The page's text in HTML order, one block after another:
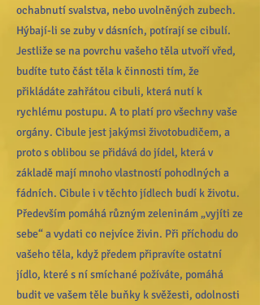
ochabnutí svalstva, nebo uvolněných zubech.
Hýbají-li se zuby v dásních, potírají se cibulí.
Jestliže se na povrchu vašeho těla utvoří vřed,
budíte tuto část těla k činnosti tím, že
přikládáte zahřátou cibuli, která nutí k
rychlému postupu. A to platí pro všechny vaše
orgány. Cibule jest jakýmsi životobudičem, a
proto s oblibou se přidává do jídel, která v
základě mají mnoho vlastností pohodlných a
fádních. Cibule i v těchto jídlech budí k životu.
Především pomáhá různým zeleninám „vyjíti ze
sebe“ a vydati co nejvíce živin. Při příchodu do
vašeho těla, když předem připravíte ostatní
jídlo, které s ní smíchané požíváte, pomáhá
budit ve vašem těle buňky k svěžesti, odolnosti